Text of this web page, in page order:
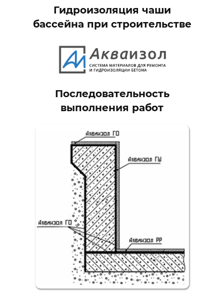
Гидроизоляция чаши
бассейна при строительстве
Последовательность
выполнения работ